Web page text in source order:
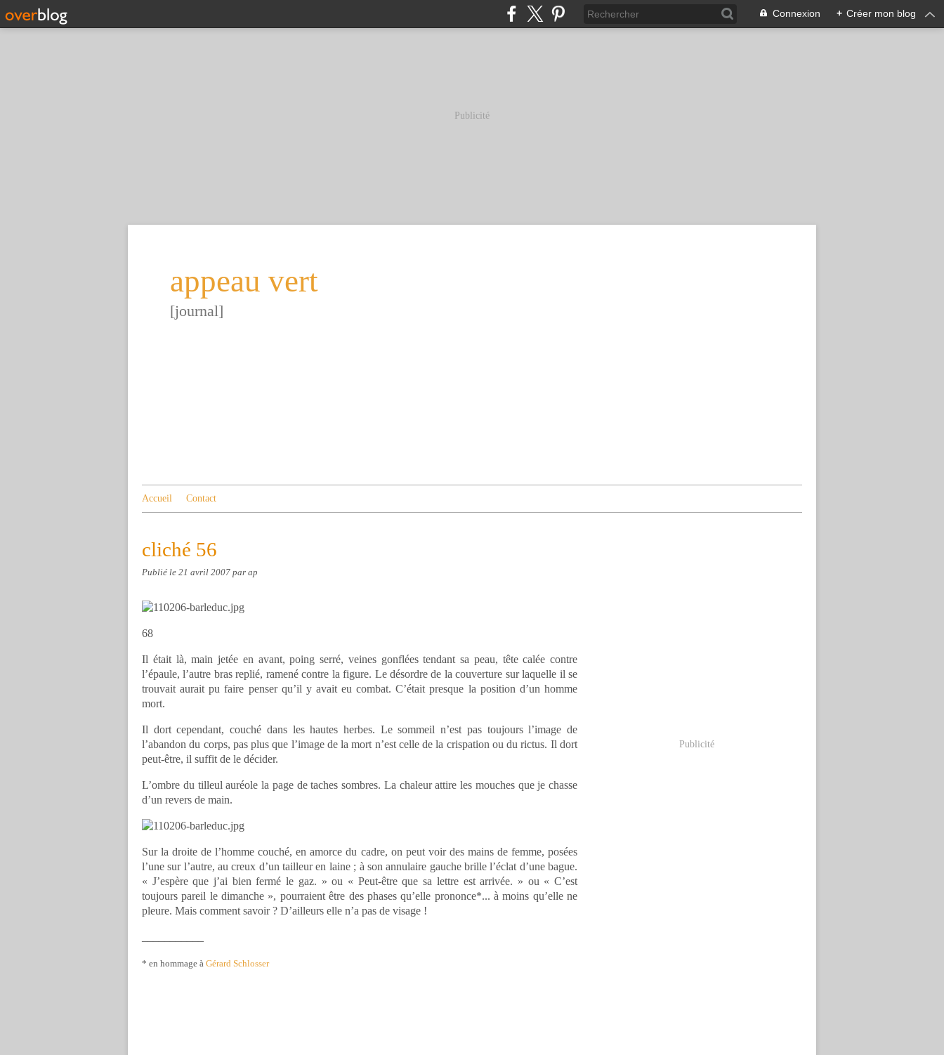
Connexion + Créer mon blog
Publicité
appeau vert
[journal]
Accueil Contact
cliché 56
Publié le 21 avril 2007 par ap
68
Il était là, main jetée en avant, poing serré, veines gonflées tendant sa peau, tête calée contre
l’épaule, l’autre bras replié, ramené contre la figure. Le désordre de la couverture sur laquelle il se
trouvait aurait pu faire penser qu’il y avait eu combat. C’était presque la position d’un homme
mort.
Il dort cependant, couché dans les hautes herbes. Le sommeil n’est pas toujours l’image de
l’abandon du corps, pas plus que l’image de la mort n’est celle de la crispation ou du rictus. Il dort
peut-être, il suffit de le décider.
L’ombre du tilleul auréole la page de taches sombres. La chaleur attire les mouches que je chasse
d’un revers de main.
Sur la droite de l’homme couché, en amorce du cadre, on peut voir des mains de femme, posées
l’une sur l’autre, au creux d’un tailleur en laine ; à son annulaire gauche brille l’éclat d’une bague.
« J’espère que j’ai bien fermé le gaz. » ou « Peut-être que sa lettre est arrivée. » ou « C’est
toujours pareil le dimanche », pourraient être des phases qu’elle prononce*... à moins qu’elle ne
pleure. Mais comment savoir ? D’ailleurs elle n’a pas de visage !
* en hommage à Gérard Schlosser
Publicité